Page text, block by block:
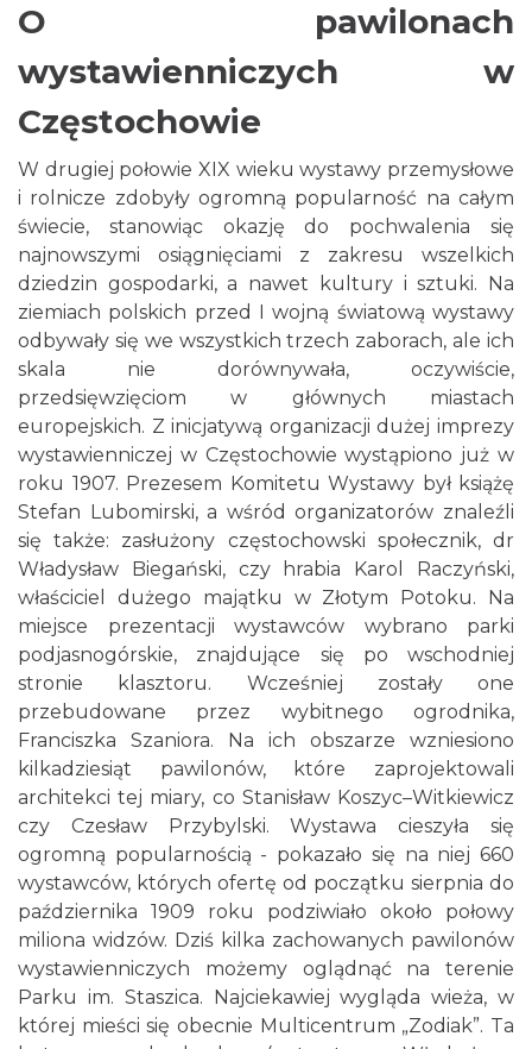
O pawilonach
wystawienniczych w
Częstochowie
W drugiej połowie XIX wieku wystawy przemysłowe
i rolnicze zdobyły ogromną popularność na całym
świecie, stanowiąc okazję do pochwalenia się
najnowszymi osiągnięciami z zakresu wszelkich
dziedzin gospodarki, a nawet kultury i sztuki. Na
ziemiach polskich przed I wojną światową wystawy
odbywały się we wszystkich trzech zaborach, ale ich
skala nie dorównywała, oczywiście,
przedsięwzięciom w głównych miastach
europejskich. Z inicjatywą organizacji dużej imprezy
wystawienniczej w Częstochowie wystąpiono już w
roku 1907. Prezesem Komitetu Wystawy był książę
Stefan Lubomirski, a wśród organizatorów znaleźli
się także: zasłużony częstochowski społecznik, dr
Władysław Biegański, czy hrabia Karol Raczyński,
właściciel dużego majątku w Złotym Potoku. Na
miejsce prezentacji wystawców wybrano parki
podjasnogórskie, znajdujące się po wschodniej
stronie klasztoru. Wcześniej zostały one
przebudowane przez wybitnego ogrodnika,
Franciszka Szaniora. Na ich obszarze wzniesiono
kilkadziesiąt pawilonów, które zaprojektowali
architekci tej miary, co Stanisław Koszyc–Witkiewicz
czy Czesław Przybylski. Wystawa cieszyła się
ogromną popularnością - pokazało się na niej 660
wystawców, których ofertę od początku sierpnia do
października 1909 roku podziwiało około połowy
miliona widzów. Dziś kilka zachowanych pawilonów
wystawienniczych możemy oglądnąć na terenie
Parku im. Staszica. Najciekawiej wygląda wieża, w
której mieści się obecnie Multicentrum „Zodiak”. Ta